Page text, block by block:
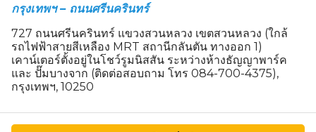
กรุงเทพฯ – ถนนศรีนครินทร์
727 ถนนศรีนครินทร์ แขวงสวนหลวง เขตสวนหลวง (ใกล้
รถไฟฟ้าสายสีเหลือง MRT สถานีกลันตัน ทางออก 1)
เคาน์เตอร์ตั้งอยู่ในโชว์รูมนิสสัน ระหว่างห้างธัญญาพาร์ค
และ ปั๊มบางจาก (ติดต่อสอบถาม โทร 084-700-4375),
กรุงเทพฯ, 10250